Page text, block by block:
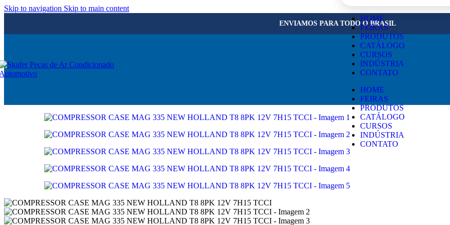
Skip to navigation Skip to main content
ENVIAMOS PARA TODO O BRASIL
HOME
FEIRAS
PRODUTOS
CATÁLOGO
CURSOS
INDÚSTRIA
CONTATO
HOME
FEIRAS
PRODUTOS
CATÁLOGO
CURSOS
INDÚSTRIA
CONTATO